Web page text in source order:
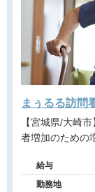
まぅるる訪問
【宮城県/大崎市】 ◇施設内訪問・在宅訪問どちらも有
者増加のため
給与
勤務地